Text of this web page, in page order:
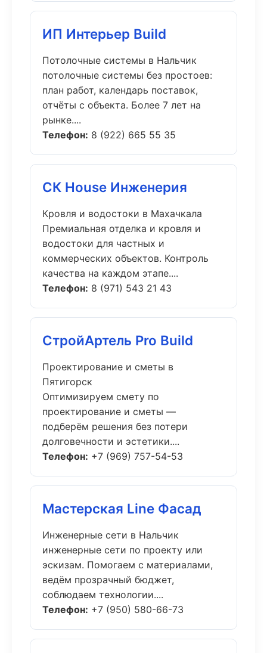
ИП Интерьер Build
Потолочные системы в Нальчик
потолочные системы без простоев:
план работ, календарь поставок,
отчёты с объекта. Более 7 лет на
рынке....
Телефон: 8 (922) 665 55 35
СК House Инженерия
Кровля и водостоки в Махачкала
Премиальная отделка и кровля и
водостоки для частных и
коммерческих объектов. Контроль
качества на каждом этапе....
Телефон: 8 (971) 543 21 43
СтройАртель Pro Build
Проектирование и сметы в
Пятигорск
Оптимизируем смету по
проектирование и сметы —
подберём решения без потери
долговечности и эстетики....
Телефон: +7 (969) 757-54-53
Мастерская Line Фасад
Инженерные сети в Нальчик
инженерные сети по проекту или
эскизам. Помогаем с материалами,
ведём прозрачный бюджет,
соблюдаем технологии....
Телефон: +7 (950) 580-66-73